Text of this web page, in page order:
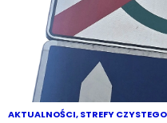
AKTUALNOŚCI,STREFY